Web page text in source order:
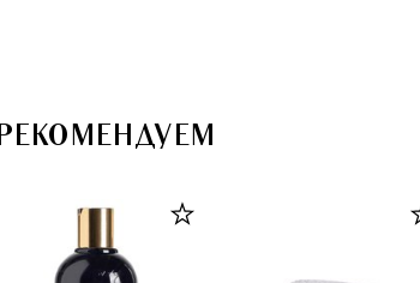
РЕКОМЕНДУЕМ